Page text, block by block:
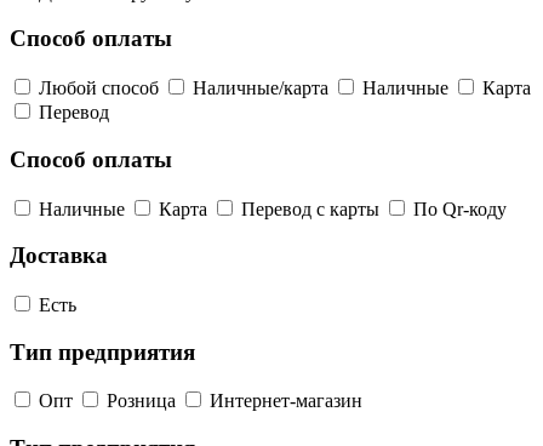
Способ оплаты
Любой способ Наличные/карта Наличные
Карта
Перевод
Способ оплаты
Наличные Карта Перевод с карты По Qr-коду
Доставка
Есть
Тип предприятия
Опт Розница Интернет-магазин